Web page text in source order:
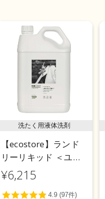
洗たく用液体洗剤
【ecostore】ランド
リーリキッド ＜ユー
カリ＞ 5L
¥6,215